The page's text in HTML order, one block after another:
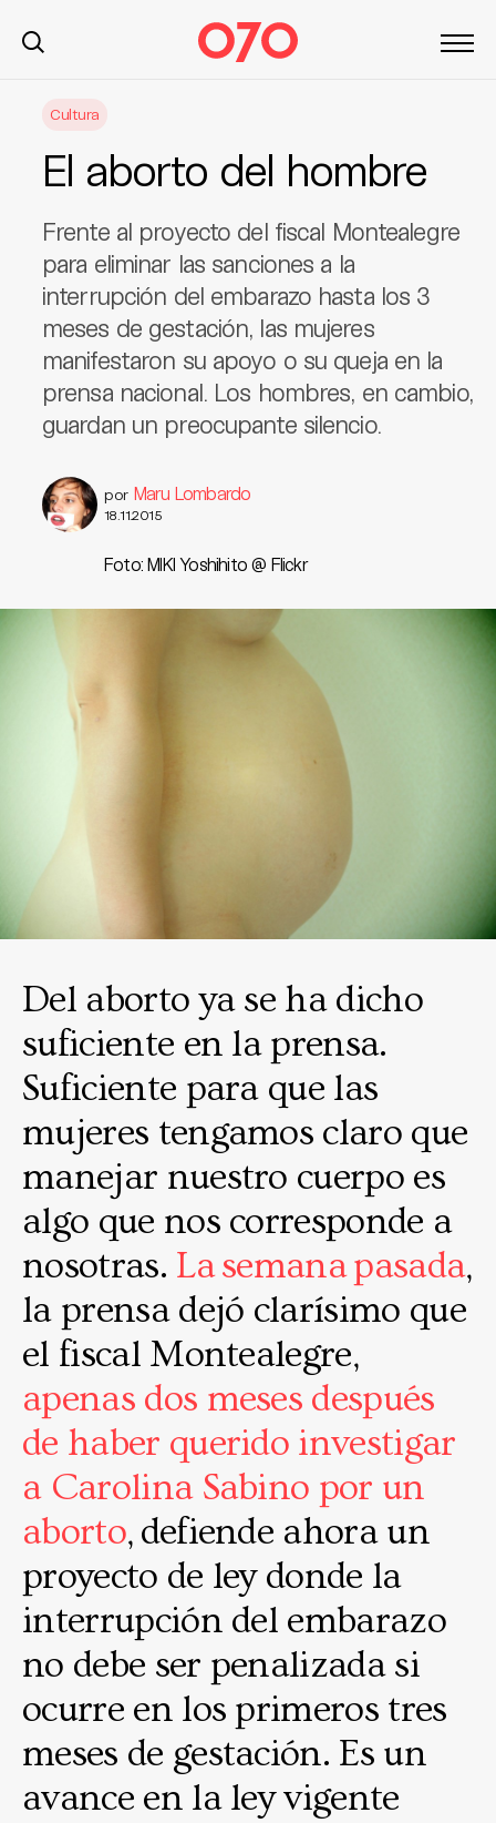
Cultura
El aborto del hombre
Frente al proyecto del fiscal Montealegre
para eliminar las sanciones a la
interrupción del embarazo hasta los 3
meses de gestación, las mujeres
manifestaron su apoyo o su queja en la
prensa nacional. Los hombres, en cambio,
guardan un preocupante silencio.
por Maru Lombardo
18.11.2015
Foto: MIKI Yoshihito @ Flickr
Del aborto ya se ha dicho
suficiente en la prensa.
Suficiente para que las
mujeres tengamos claro que
manejar nuestro cuerpo es
algo que nos corresponde a
nosotras. La semana pasada,
la prensa dejó clarísimo que
el fiscal Montealegre,
apenas dos meses después
de haber querido investigar
a Carolina Sabino por un
aborto, defiende ahora un
proyecto de ley donde la
interrupción del embarazo
no debe ser penalizada si
ocurre en los primeros tres
meses de gestación. Es un
avance en la ley vigente